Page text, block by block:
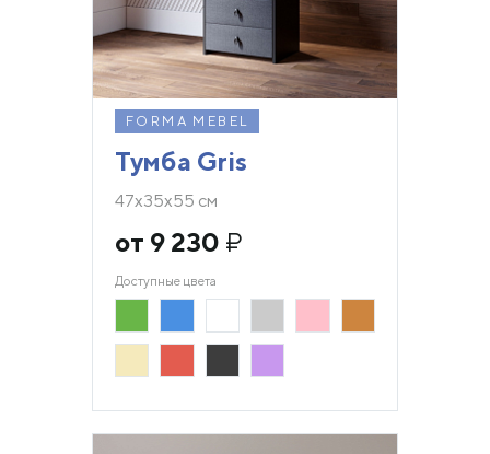
FORMA MEBEL
Тумба Gris
47х35х55 см
от 9 230 ₽
Доступные цвета